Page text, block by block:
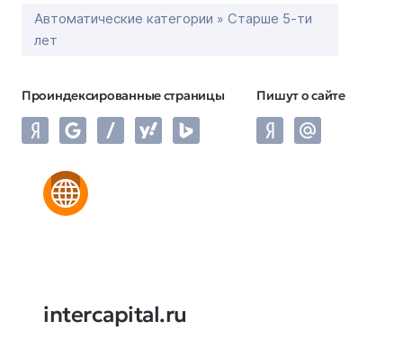
Автоматические категории » Старше 5-ти
лет
Проиндексированные страницы Пишут о сайте
intercapital.ru